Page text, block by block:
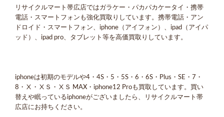
リサイクルマート帯広店ではガラケー・パカパカケータイ・携帯
電話・スマートフォンも強化買取りしています。携帯電話・アン
ドロイド・スマートフォン、iphone（アイフォン）、ipad（アイパ
ッド）、ipad pro、タブレット等を高価買取りしています。
iphoneは初期のモデルや4・4S・5・5S・6・6S・Plus・SE・7・
8・Ⅹ・ⅩＳ・ⅩＳ MAX・iphone12 Proも買取しています。買い
替えや眠っているiphoneがございましたら、リサイクルマート帯
広店にお持ちください。